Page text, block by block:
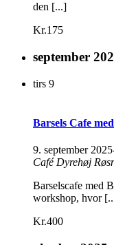
den [...]
Kr.175
september
tirs 9
Barsels Cafe
9. september
Café Dyrehøj
Barselscafe med
workshop, hvor
Kr.400